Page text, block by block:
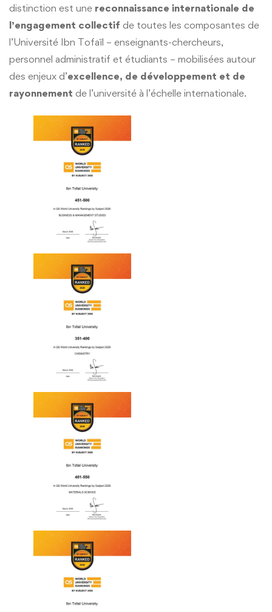
distinction est une reconnaissance internationale de
l’engagement collectif de toutes les composantes de
l’Université Ibn Tofaïl – enseignants-chercheurs,
personnel administratif et étudiants – mobilisées autour
des enjeux d’excellence, de développement et de
rayonnement de l’université à l’échelle internationale.